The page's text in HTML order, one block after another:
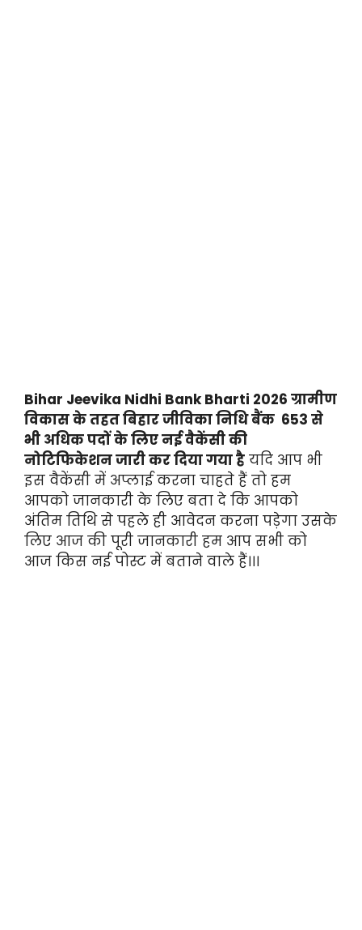
Bihar Jeevika Nidhi Bank Bharti 2026 ग्रामीण
विकास के तहत बिहार जीविका निधि बैंक 653 से
भी अधिक पदों के लिए नई वैकेंसी की
नोटिफिकेशन जारी कर दिया गया है यदि आप भी
इस वैकेंसी में अप्लाई करना चाहते हैं तो हम
आपको जानकारी के लिए बता दे कि आपको
अंतिम तिथि से पहले ही आवेदन करना पड़ेगा उसके
लिए आज की पूरी जानकारी हम आप सभी को
आज किस नई पोस्ट में बताने वाले हैं।।।